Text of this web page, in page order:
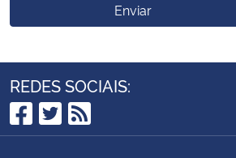
Enviar
REDES SOCIAIS:
Facebook
Twitter
RSS